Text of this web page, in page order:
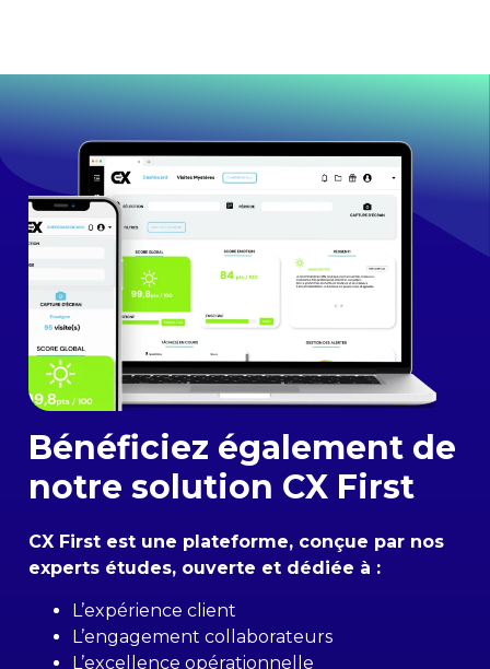
Bénéficiez également de
notre solution CX First
CX First est une plateforme, conçue par nos
experts études, ouverte et dédiée à :
L’expérience client
L’engagement collaborateurs
L’excellence opérationnelle